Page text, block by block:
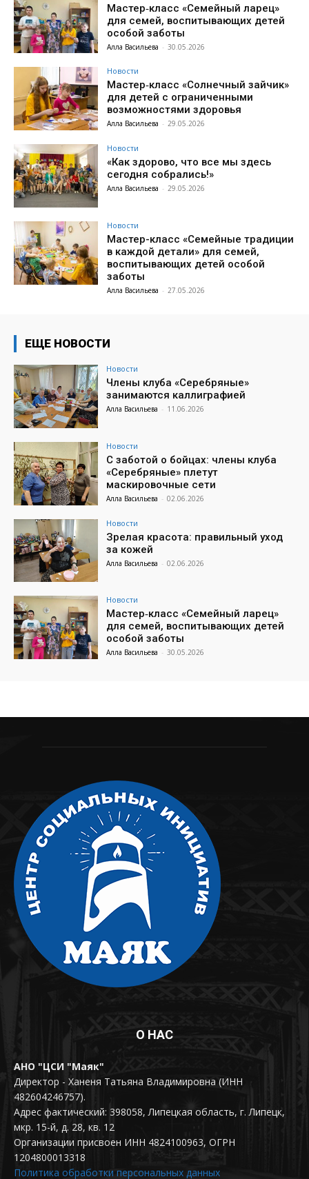
Мастер‑класс «Семейный ларец»
для семей, воспитывающих детей
особой заботы
Алла Васильева - 30.05.2026
Новости
Мастер‑класс «Солнечный зайчик»
для детей с ограниченными
возможностями здоровья
Алла Васильева - 29.05.2026
Новости
«Как здорово, что все мы здесь
сегодня собрались!»
Алла Васильева - 29.05.2026
Новости
Мастер-класс «Семейные традиции
в каждой детали» для семей,
воспитывающих детей особой
заботы
Алла Васильева - 27.05.2026
ЕЩЕ НОВОСТИ
Новости
Члены клуба «Серебряные»
занимаются каллиграфией
Алла Васильева - 11.06.2026
Новости
С заботой о бойцах: члены клуба
«Серебряные» плетут
маскировочные сети
Алла Васильева - 02.06.2026
Новости
Зрелая красота: правильный уход
за кожей
Алла Васильева - 02.06.2026
Новости
Мастер‑класс «Семейный ларец»
для семей, воспитывающих детей
особой заботы
Алла Васильева - 30.05.2026
О НАС
АНО "ЦСИ "Маяк"
Директор - Ханеня Татьяна Владимировна (ИНН
482604246757).
Адрес фактический: 398058, Липецкая область, г. Липецк,
мкр. 15-й, д. 28, кв. 12
Организации присвоен ИНН 4824100963, ОГРН
1204800013318
Политика обработки персональных данных